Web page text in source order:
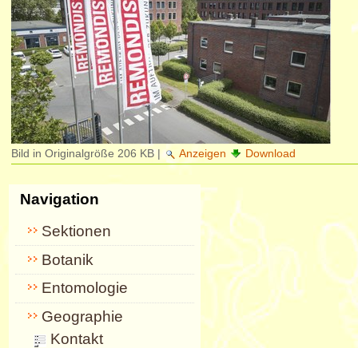
Bild in Originalgröße 206 KB| Anzeigen Download
Navigation
Sektionen
Botanik
Entomologie
Geographie
Kontakt